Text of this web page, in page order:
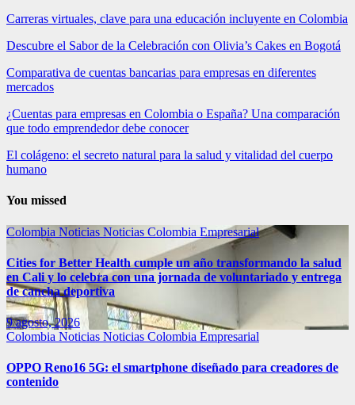
Carreras virtuales, clave para una educación incluyente en Colombia
Descubre el Sabor de la Celebración con Olivia’s Cakes en Bogotá
Comparativa de cuentas bancarias para empresas en diferentes
mercados
¿Cuentas para empresas en Colombia o España? Una comparación
que todo emprendedor debe conocer
El colágeno: el secreto natural para la salud y vitalidad del cuerpo
humano
You missed
Colombia Noticias Noticias Colombia Empresarial
Cities for Better Health cumple un año transformando la salud
en Cali y lo celebra con una jornada de voluntariado y entrega
de cancha deportiva
9 agosto, 2026
Colombia Noticias Noticias Colombia Empresarial
OPPO Reno16 5G: el smartphone diseñado para creadores de
contenido